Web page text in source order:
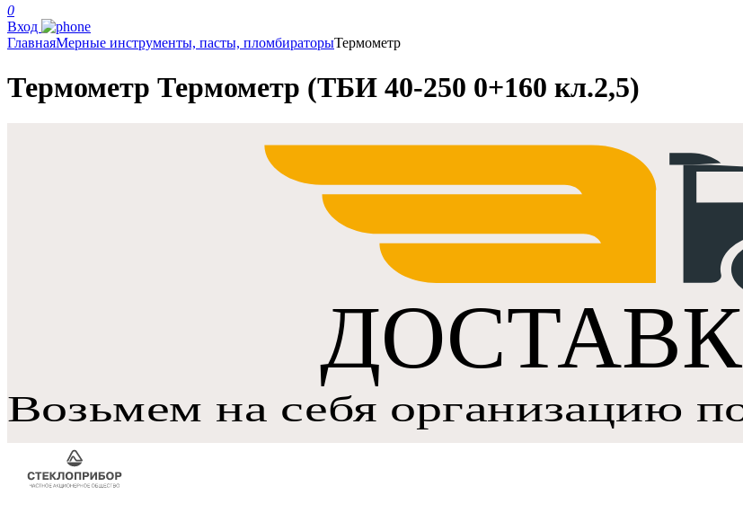
0
Вход
ГлавнаяМерные инструменты, пасты, пломбираторыТермометр
Термометр Термометр (ТБИ 40-250 0+160 кл.2,5)